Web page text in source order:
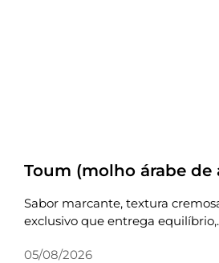
Toum (molho árabe de
Sabor marcante, textura
exclusivo que entrega
05/08/2026